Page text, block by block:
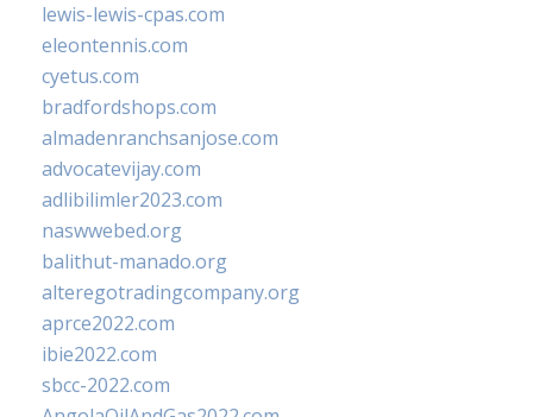
lewis-lewis-cpas.com
eleontennis.com
cyetus.com
bradfordshops.com
almadenranchsanjose.com
advocatevijay.com
adlibilimler2023.com
naswwebed.org
balithut-manado.org
alteregotradingcompany.org
aprce2022.com
ibie2022.com
sbcc-2022.com